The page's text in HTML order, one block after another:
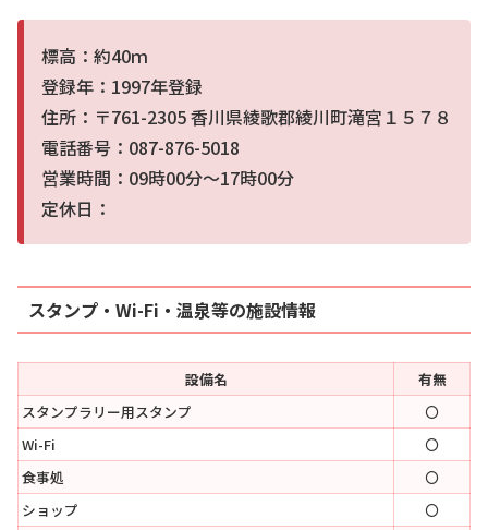
標高：約40ｍ
登録年：1997年登録
住所：〒761-2305 香川県綾歌郡綾川町滝宮１５７８
電話番号：087-876-5018
営業時間：09時00分～17時00分
定休日：
スタンプ・Wi-Fi・温泉等の施設情報
設備名
有無
スタンプラリー用スタンプ
〇
Wi-Fi
〇
食事処
〇
ショップ
〇